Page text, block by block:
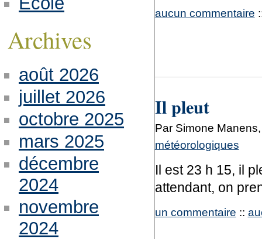
aucun commentaire
Il pleut
Par Simone
météorologiques
Il est 23 h 15, il
attendant, on
un commentaire ::
Archives
août 2026
juillet 2026
octobre 2025
mars 2025
décembre
2024
novembre
2024